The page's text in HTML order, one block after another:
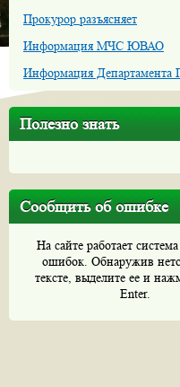
Прокурор разъясняет
Информация МЧС ЮВАО
Информация
Полезно знать
Сообщить об ошибке
На сайте работает
ошибок. Обнаружив
тексте, выделите ее и
Enter.